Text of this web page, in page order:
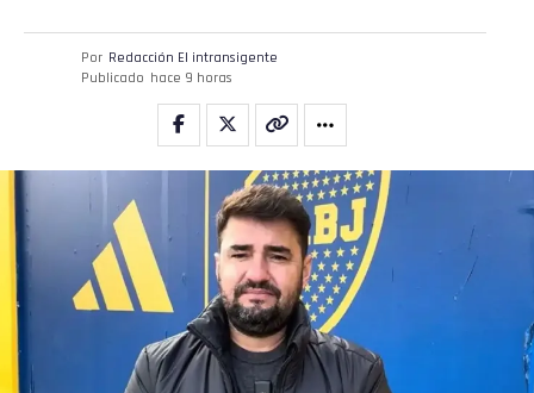
Por Redacción El intransigente
Publicado hace 9 horas